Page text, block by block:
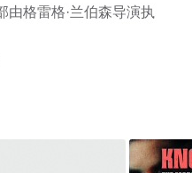
格雷格·兰伯森导演执
等演员
信息可移步至豆瓣电